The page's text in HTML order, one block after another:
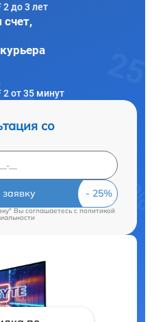
2 до 3 лет
счет,
от 35 минут
со
заявку
Вы соглашаетесь c политикой